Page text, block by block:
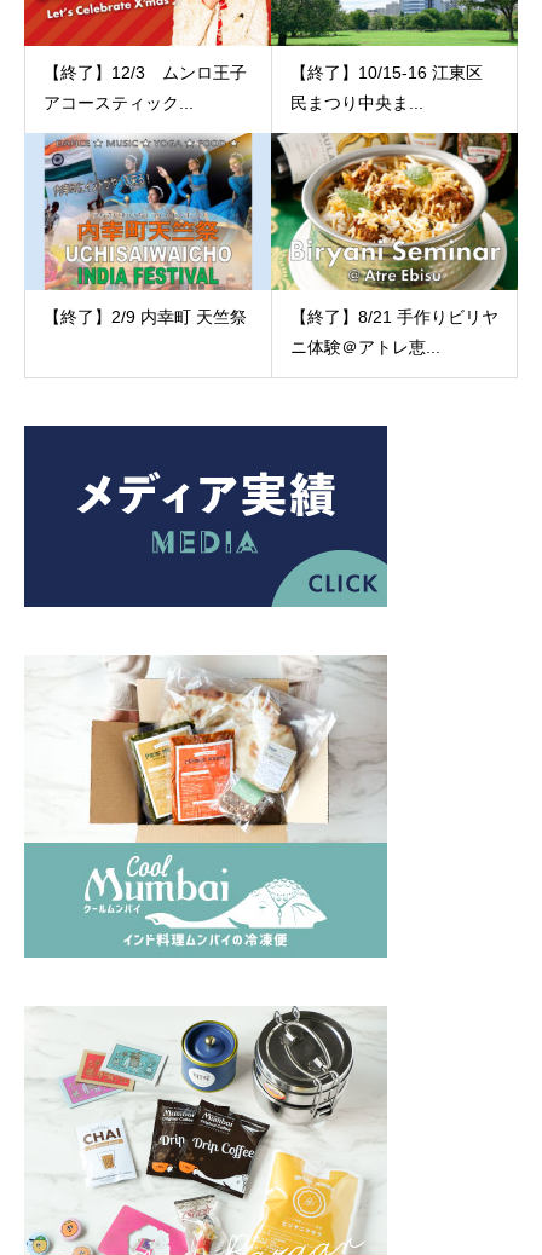
【終了】12/3 ムンロ王子
アコースティック...
【終了】10/15-16 江東区
民まつり中央ま...
【終了】2/9 内幸町 天竺祭
【終了】8/21 手作りビリヤ
ニ体験＠アトレ恵...